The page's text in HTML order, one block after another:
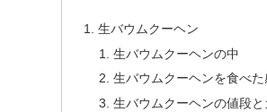
生バウムクーヘン
生バウムクーヘンの中
生バウムクーヘンを食べた
生バウムクーヘンの値段と